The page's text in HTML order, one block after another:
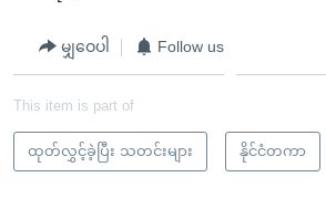
မျှဝေပါ Follow us
This item is part of
ထုတ်လွှင့်ခဲ့ပြီး သတင်းများ နိုင်ငံတကာ